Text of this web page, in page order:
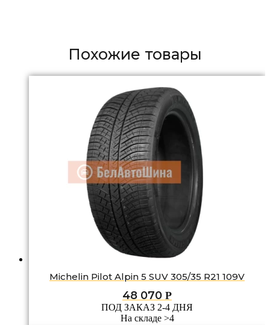
Похожие товары
Michelin Pilot Alpin 5 SUV 305/35 R21 109V
48 070 Р
ПОД ЗАКАЗ 2-4 ДНЯ
На складе >4